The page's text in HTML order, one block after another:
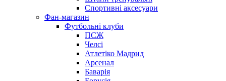
Спортивні аксесуари
Фан-магазин
Футбольні клуби
ПСЖ
Челсі
Атлетіко Мадрид
Арсенал
Баварія